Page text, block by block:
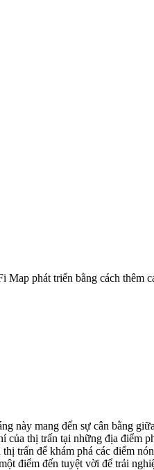
phát triển bằng cách thêm
này mang đến sự cân bằng
thị trấn tại những địa điểm
trấn để khám phá các điểm
điểm đến tuyệt vời để trải